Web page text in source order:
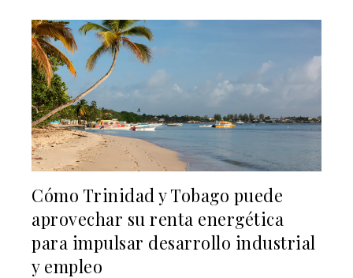
Cómo Trinidad y Tobago puede
aprovechar su renta energética
para impulsar desarrollo industrial
y empleo